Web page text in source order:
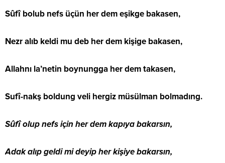
Sûfî bolub nefs üçün her dem eşikge bakasen,
Nezr alıb keldi mu deb her dem kişige bakasen,
Allahnı la’netin boynungga her dem takasen,
Sufî-nakş boldung veli hergiz müsülman bolmadıng.
Sûfî olup nefs için her dem kapıya bakarsın,
Adak alıp geldi mi deyip her kişiye bakarsın,